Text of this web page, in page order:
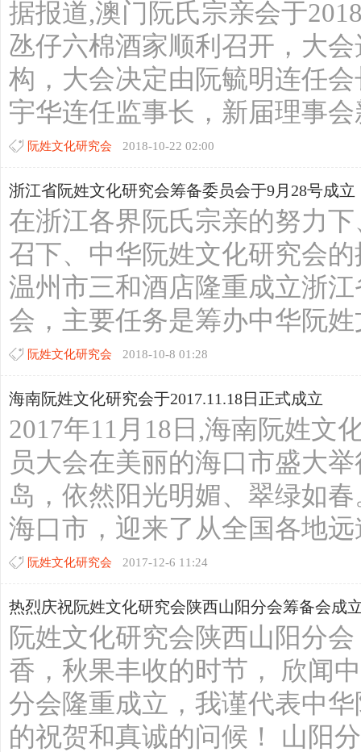
据报道,澳门阮氏宗亲会于
氹仔六棉酒家顺利召开，大
构，大会决定由阮毓明连任
宇华连任监事长，新届理事
阮姓文化研究会 2018-10-22 02:00
浙江省阮姓文化研究会筹备委员会于9月28号成立
在浙江各界阮氏宗亲的努力
召下、中华阮姓文化研究会
温州市三和酒店隆重成立浙
会，主要任务是筹办中华阮
阮姓文化研究会 2018-10-8 01:28
海南阮姓文化研究会于2017.11.18日正式成立
2017年11月18日,海南阮姓文
员大会在美丽的海口市盛大
岛，依然阳光明媚、翠绿如
海口市，迎来了从全国各地
阮姓文化研究会 2017-12-6 11:24
热烈庆祝阮姓文化研究会陕西山阳分会筹备会成
阮姓文化研究会陕西山阳分
香，秋果丰收的时节， 欣闻
分会隆重成立，我谨代表中
的祝贺和真诚的问候！ 山阳